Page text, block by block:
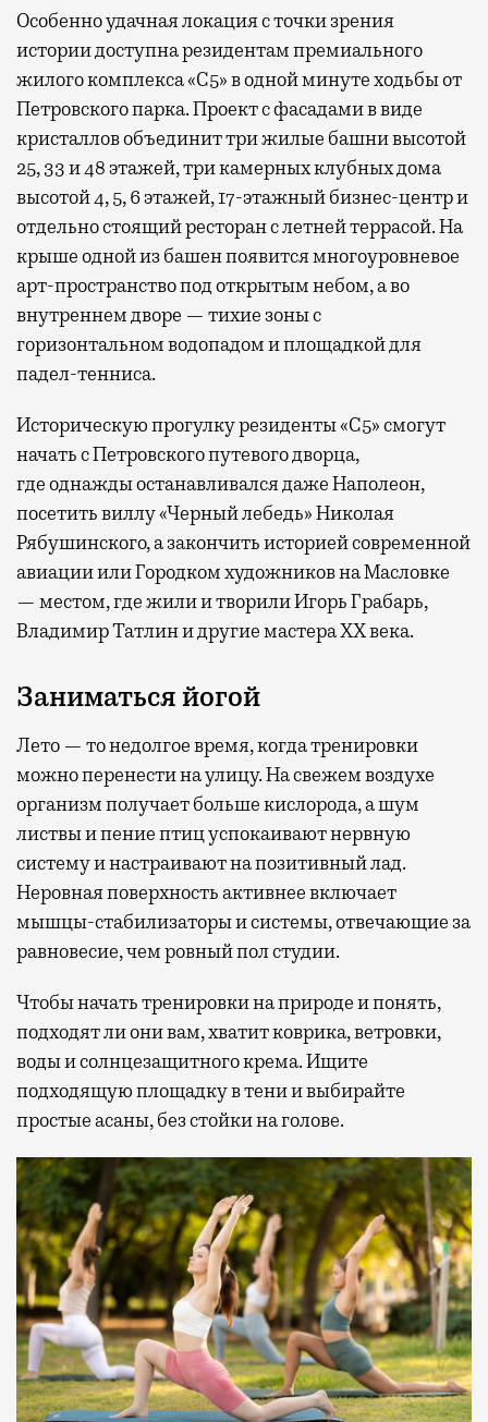
Особенно удачная локация с точки зрения
истории доступна резидентам премиального
жилого комплекса «С5»в одной минуте ходьбы от
Петровского парка. Проект с фасадами в виде
кристаллов объединит три жилые башни высотой
25, 33 и 48 этажей, три камерных клубных дома
высотой 4, 5, 6 этажей, 17-этажный бизнес-центр и
отдельно стоящий ресторан с летней террасой. На
крыше одной из башен появится многоуровневое
арт-пространство под открытым небом, а во
внутреннем дворе — тихие зоны с
горизонтальном водопадом и площадкой для
падел-тенниса.
Историческую прогулку резиденты «С5» смогут
начать с Петровского путевого дворца,
гдеоднажды останавливался даже Наполеон,
посетить виллу «Черный лебедь» Николая
Рябушинского, а закончить историей современной
авиации или Городком художников на Масловке
— местом, где жили и творили Игорь Грабарь,
Владимир Татлин и другие мастера XX века.
Заниматься йогой
Лето — то недолгое время, когда тренировки
можно перенести на улицу. На свежем воздухе
организм получает больше кислорода, а шум
листвы и пение птиц успокаивают нервную
систему и настраивают на позитивный лад.
Неровная поверхность активнее включает
мышцы-стабилизаторы и системы, отвечающие за
равновесие, чем ровный пол студии.
Чтобы начать тренировки на природе и понять,
подходят ли они вам, хватит коврика, ветровки,
воды и солнцезащитного крема. Ищите
подходящую площадку в тени и выбирайте
простые асаны, без стойки на голове.